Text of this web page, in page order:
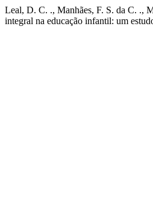
Leal, D. C. ., Manhães, F. S. da C. .,
integral na educação infantil: um